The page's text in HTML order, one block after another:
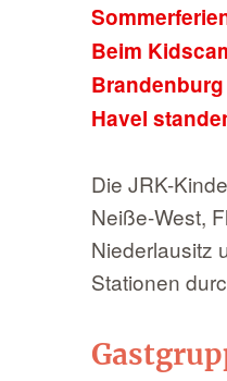
Beim
Havel
Die JRK-
Neiße-West,
Niederlausitz
Stationen